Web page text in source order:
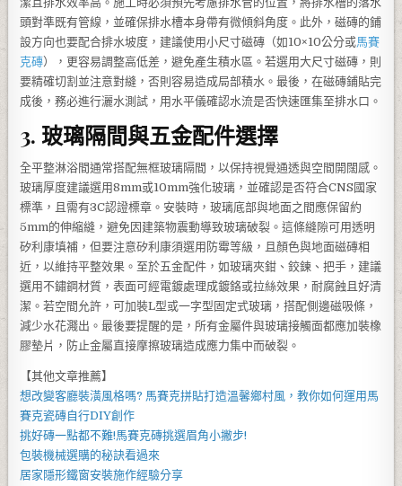
頭對準既有管線，並確保排水槽本身帶有微傾斜角度。此外，磁磚的鋪
設方向也要配合排水坡度，建議使用小尺寸磁磚（如10×10公分或馬賽
克磚），更容易調整高低差，避免產生積水區。若選用大尺寸磁磚，則
要精確切割並注意對縫，否則容易造成局部積水。最後，在磁磚鋪貼完
成後，務必進行灑水測試，用水平儀確認水流是否快速匯集至排水口。
3. 玻璃隔間與五金配件選擇
全平整淋浴間通常搭配無框玻璃隔間，以保持視覺通透與空間開闊感。
玻璃厚度建議選用8mm或10mm強化玻璃，並確認是否符合CNS國家
標準，且需有3C認證標章。安裝時，玻璃底部與地面之間應保留約
5mm的伸縮縫，避免因建築物震動導致玻璃破裂。這條縫隙可用透明
矽利康填補，但要注意矽利康須選用防霉等級，且顏色與地面磁磚相
近，以維持平整效果。至於五金配件，如玻璃夾鉗、鉸鍊、把手，建議
選用不鏽鋼材質，表面可經電鍍處理成鍍鉻或拉絲效果，耐腐蝕且好清
潔。若空間允許，可加裝L型或一字型固定式玻璃，搭配側邊磁吸條，
減少水花濺出。最後要提醒的是，所有金屬件與玻璃接觸面都應加裝橡
膠墊片，防止金屬直接摩擦玻璃造成應力集中而破裂。
【其他文章推薦】
想改變客廳裝潢風格嗎? 馬賽克拼貼打造溫馨鄉村風，教你如何運用 馬
賽克瓷磚自行DIY創作
挑好磚一點都不難!馬賽克磚挑選眉角小撇步!
包裝機械選購的秘訣看過來
居家隱形鐵窗安裝施作經驗分享